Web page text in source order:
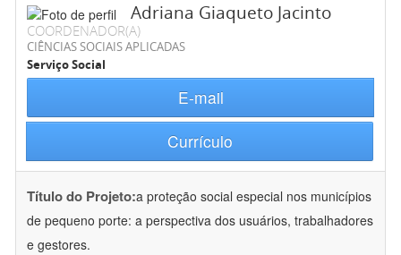
Adriana Giaqueto Jacinto
COORDENADOR(A)
CIÊNCIAS SOCIAIS APLICADAS
Serviço Social
E-mail
Currículo
Título do Projeto:a proteção social especial nos municípios
de pequeno porte: a perspectiva dos usuários, trabalhadores
e gestores.